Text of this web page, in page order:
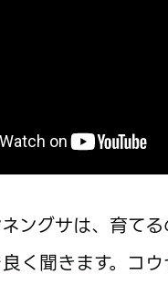
ングサは、育て
く聞きます。コ